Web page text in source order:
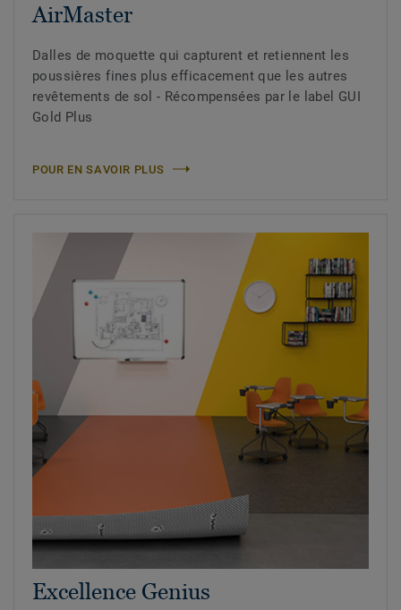
AirMaster
Dalles de moquette qui capturent et retiennent les
poussières fines plus efficacement que les autres
revêtements de sol - Récompensées par le label GUI
Gold Plus
POUR EN SAVOIR PLUS
Excellence Genius